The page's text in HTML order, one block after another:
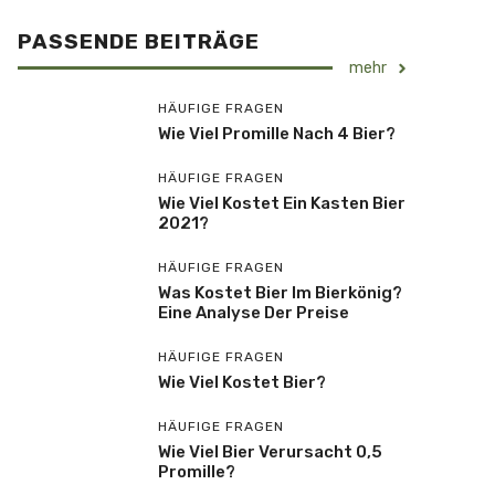
PASSENDE BEITRÄGE
mehr
HÄUFIGE FRAGEN
Wie Viel Promille Nach 4 Bier?
HÄUFIGE FRAGEN
Wie Viel Kostet Ein Kasten Bier
2021?
HÄUFIGE FRAGEN
Was Kostet Bier Im Bierkönig?
Eine Analyse Der Preise
HÄUFIGE FRAGEN
Wie Viel Kostet Bier?
HÄUFIGE FRAGEN
Wie Viel Bier Verursacht 0,5
Promille?